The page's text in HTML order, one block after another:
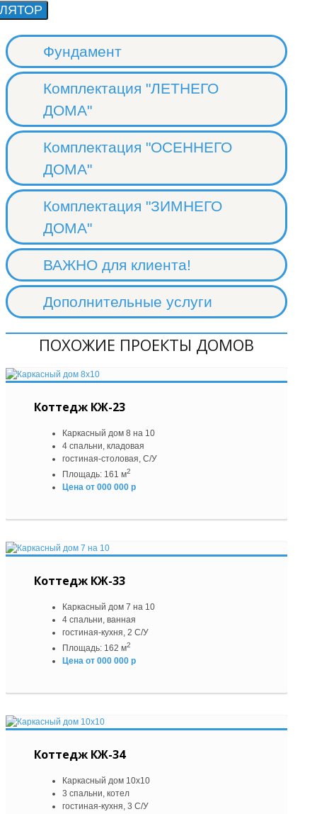
Фундамент
Комплектация "ЛЕТНЕГО
ДОМА"
Комплектация "ОСЕННЕГО
ДОМА"
Комплектация "ЗИМНЕГО
ДОМА"
ВАЖНО для клиента!
Дополнительные услуги
ПОХОЖИЕ ПРОЕКТЫ ДОМОВ
Коттедж КЖ-23
Каркасный дом 8 на 10
4 спальни, кладовая
гостиная-столовая, С/У
Площадь: 161 м2
Цена от 000 000 р
Коттедж КЖ-33
Каркасный дом 7 на 10
4 спальни, ванная
гостиная-кухня, 2 С/У
Площадь: 162 м2
Цена от 000 000 р
Коттедж КЖ-34
Каркасный дом 10х10
3 спальни, котел
гостиная-кухня, 3 С/У